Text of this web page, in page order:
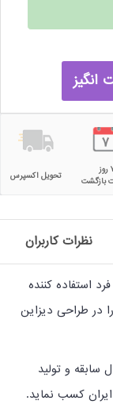
بازگشت
تحویل اکسپرس
نظرات کاربران
استفاده کننده
در طراحی دیزاین
و صنعتی آمیسا چوب با بیش از 10 سال سابقه و تولید
کسب نماید.